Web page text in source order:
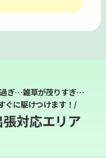
ぎ…雑草が茂りすぎ…
ぐに駆けつけます！/
張対応エリア